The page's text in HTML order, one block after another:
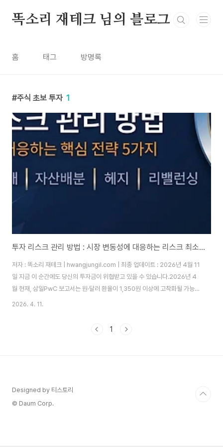
똑소리 재테크 님의 블로그
홈 태그 방명록
주식 초보 투자 1
투자 리스크 관리 방법 : 시장 변동성에 대응하는 리스크 최소화 전략 5가지
저자 : 똑소리 재테크 | hwangjungil.com | 최종 업데이트 : 2026년 4월 11
일 지금 이 순간에도 당신의 투자금이 위협받고 있을 수 있습니다.2026년 4
월 현재, 삼일PwC 보고서는 원·달러 환율이 1,350원 이상에 고착화될 가능성
을 경고하고 있습니다. 미국의 정치적 불확실성, 지정학적 리스크, 금리 변동성
을 알고 실천하는 것이 그 어느 때보다 중요합니다.왜 투자 리스크 관리가 지금
2026. 4. 11.
1
Designed by 티스토리
© Daum Corp.